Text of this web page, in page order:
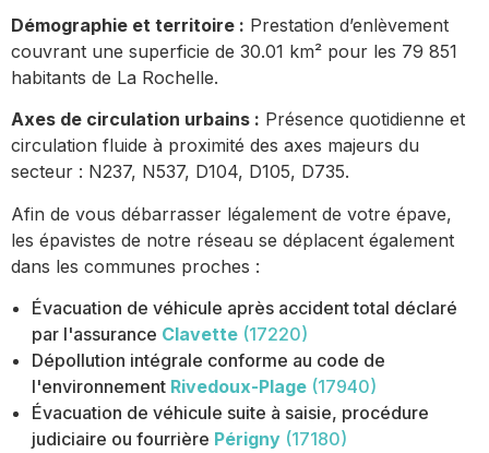
Démographie et territoire : Prestation d’enlèvement
couvrant une superficie de 30.01 km² pour les 79 851
habitants de La Rochelle.
Axes de circulation urbains : Présence quotidienne et
circulation fluide à proximité des axes majeurs du
secteur : N237, N537, D104, D105, D735.
Afin de vous débarrasser légalement de votre épave,
les épavistes de notre réseau se déplacent également
dans les communes proches :
Évacuation de véhicule après accident total déclaré
par l'assurance Clavette (17220)
Dépollution intégrale conforme au code de
l'environnement Rivedoux-Plage (17940)
Évacuation de véhicule suite à saisie, procédure
judiciaire ou fourrière Périgny (17180)